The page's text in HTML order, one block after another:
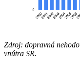
Zdroj: dopravná
vnútra SR.